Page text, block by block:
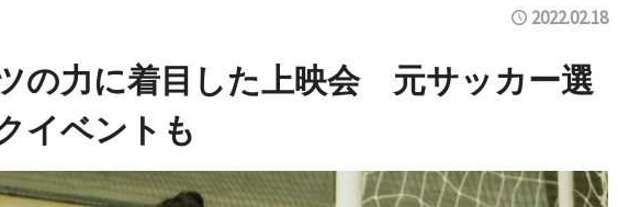
2022.02.18
の力に着目した上映会 元サッカー選
イベントも